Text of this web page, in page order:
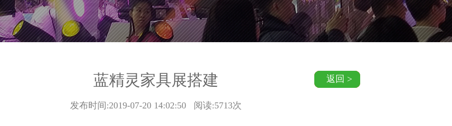
蓝精灵家具展搭建
发布时间:2019-07-20 14:02:50阅读:5713次
返回 >